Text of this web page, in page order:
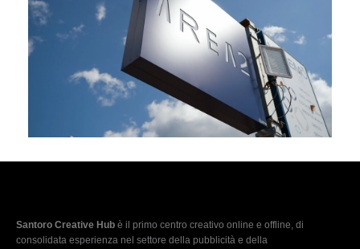
Santoro Creative Hub è il primo centro creativo online e offline, di
consolidata esperienza nel settore della pubblicità e della